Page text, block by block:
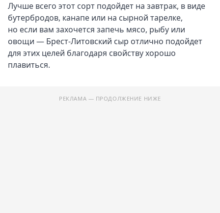
Лучше всего этот сорт подойдет на завтрак, в виде
бутербродов, канапе или на сырной тарелке,
но если вам захочется запечь мясо, рыбу или
овощи — Брест-Литовский сыр отлично подойдет
для этих целей благодаря свойству хорошо
плавиться.
РЕКЛАМА — ПРОДОЛЖЕНИЕ НИЖЕ